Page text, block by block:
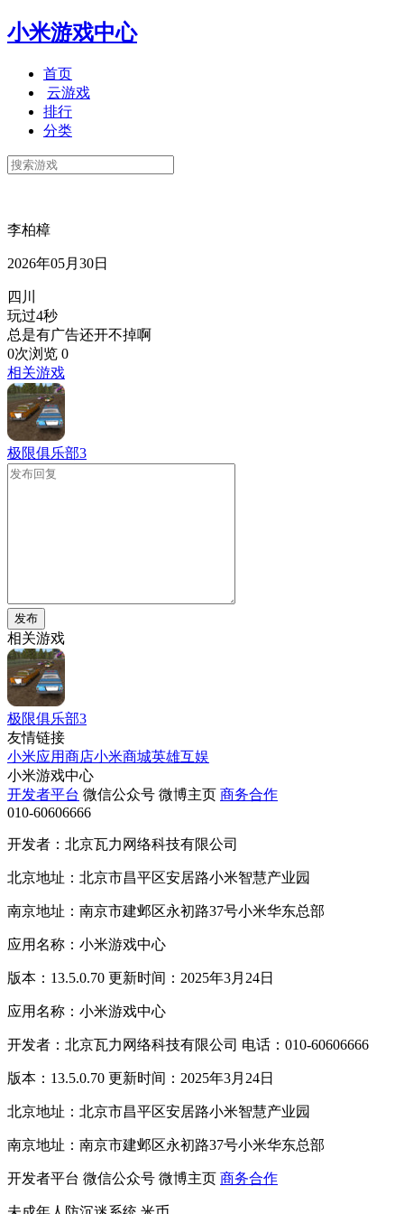
小米游戏中心
首页
云游戏
排行
分类
李柏樟
2026年05月30日
四川
玩过4秒
总是有广告还开不掉啊
0次浏览 0
相关游戏
极限俱乐部3
发布
相关游戏
极限俱乐部3
友情链接
小米应用商店小米商城英雄互娱
小米游戏中心
开发者平台 微信公众号 微博主页 商务合作
010-60606666
开发者：北京瓦力网络科技有限公司
北京地址：北京市昌平区安居路小米智慧产业园
南京地址：南京市建邺区永初路37号小米华东总部
应用名称：小米游戏中心
版本：13.5.0.70 更新时间：2025年3月24日
应用名称：小米游戏中心
开发者：北京瓦力网络科技有限公司 电话：010-60606666
版本：13.5.0.70 更新时间：2025年3月24日
北京地址：北京市昌平区安居路小米智慧产业园
南京地址：南京市建邺区永初路37号小米华东总部
开发者平台 微信公众号 微博主页 商务合作